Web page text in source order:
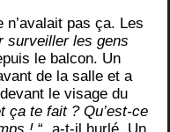
pas ça. Les
sur­veiller les gens
le bal­con. Un
de la salle et a
le visage du
ça te fait ? Qu’est-ce